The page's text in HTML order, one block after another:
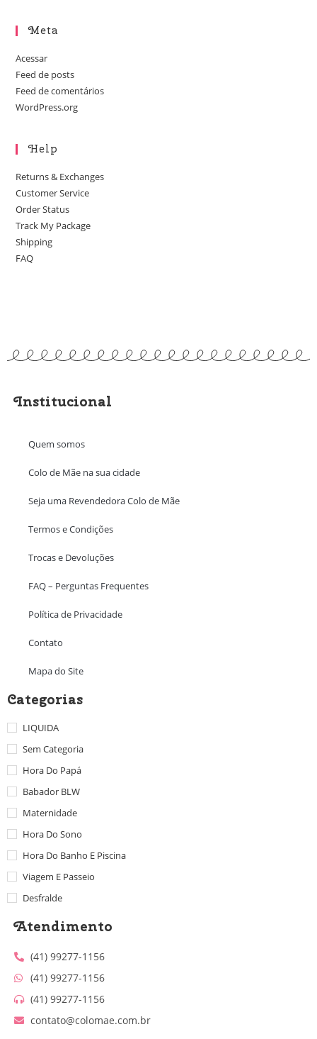
Meta
Acessar
Feed de posts
Feed de comentários
WordPress.org
Help
Returns & Exchanges
Customer Service
Order Status
Track My Package
Shipping
FAQ
Institucional
Quem somos
Colo de Mãe na sua cidade
Seja uma Revendedora Colo de Mãe
Termos e Condições
Trocas e Devoluções
FAQ – Perguntas Frequentes
Política de Privacidade
Contato
Mapa do Site
Categorias
LIQUIDA
Sem Categoria
Hora Do Papá
Babador BLW
Maternidade
Hora Do Sono
Hora Do Banho E Piscina
Viagem E Passeio
Desfralde
Atendimento
(41) 99277-1156
(41) 99277-1156
(41) 99277-1156
contato@colomae.com.br